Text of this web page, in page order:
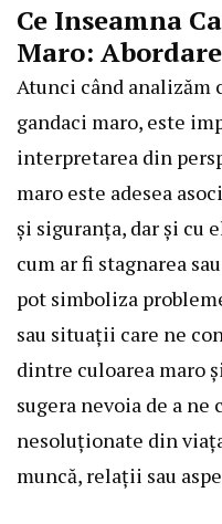
Ce Inseamna
Maro:
Atunci când analizăm
gandaci maro, este
interpretarea din
maro este adesea
și siguranța, dar și cu
cum ar fi stagnarea
pot simboliza
sau situații care ne
dintre culoarea maro
sugera nevoia de a ne
nesoluționate din
muncă, relații sau